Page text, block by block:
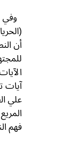
وفي
أن
آيات
علي
فهم